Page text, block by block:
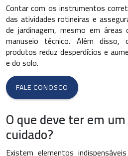
Contar com os instrumentos
das atividades rotineiras e
de jardinagem, mesmo em áreas
manuseio técnico. Além disso,
produtos reduz desperdícios e
e do solo.
FALE CONOSCO
O que deve ter em
cuidado?
Existem elementos